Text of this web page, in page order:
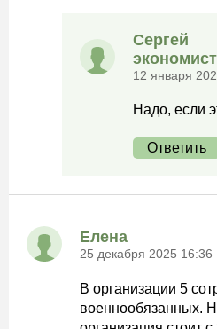
Сергей
экономист
12 января
Надо, если
Ответить
Елена
25 декабря 2025 16:36
В организации 5
военнообязанных.